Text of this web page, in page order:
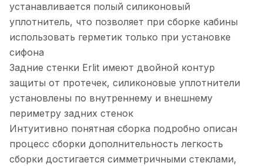
устанавливается полый силиконовый
уплотнитель, что позволяет при сборке кабины
использовать герметик только при установке
сифона
Задние стенки Erlit имеют двойной контур
защиты от протечек, силиконовые уплотнители
установлены по внутреннему и внешнему
периметру задних стенок
Интуитивно понятная сборка подробно описан
процесс сборки дополнительность легкость
сборки достигается симметричными стеклами,